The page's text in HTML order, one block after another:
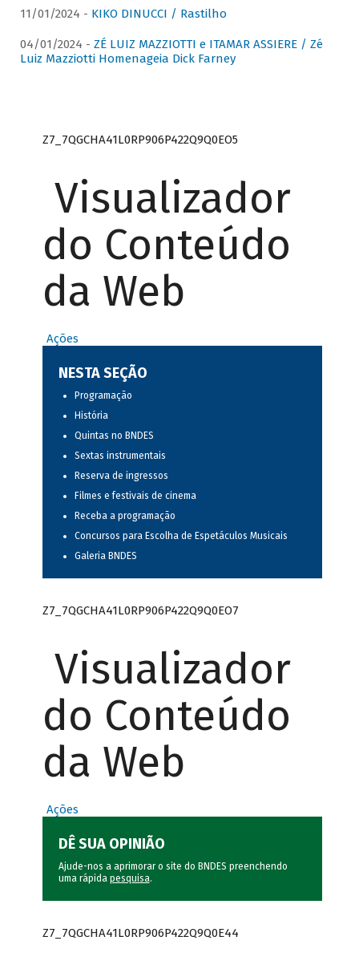
11/01/2024 - KIKO DINUCCI / Rastilho
04/01/2024 - ZÉ LUIZ MAZZIOTTI e ITAMAR ASSIERE / Zé
Luiz Mazziotti Homenageia Dick Farney
Z7_7QGCHA41L0RP906P422Q9Q0EO5
Visualizador
do Conteúdo
da Web
Ações
NESTA SEÇÃO
Programação
História
Quintas no BNDES
Sextas instrumentais
Reserva de ingressos
Filmes e festivais de cinema
Receba a programação
Concursos para Escolha de Espetáculos Musicais
Galeria BNDES
Z7_7QGCHA41L0RP906P422Q9Q0EO7
Visualizador
do Conteúdo
da Web
Ações
DÊ SUA OPINIÃO
Ajude-nos a aprimorar o site do BNDES preenchendo
uma rápida pesquisa.
Z7_7QGCHA41L0RP906P422Q9Q0E44